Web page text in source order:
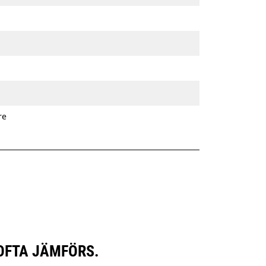
JÄMFÖRS.